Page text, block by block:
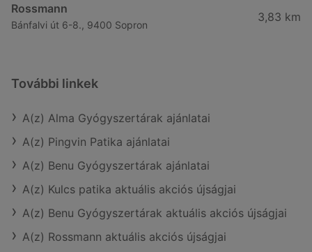
Rossmann
Bánfalvi út 6-8., 9400 Sopron
3,83 km
További linkek
A(z) Alma Gyógyszertárak ajánlatai
A(z) Pingvin Patika ajánlatai
A(z) Benu Gyógyszertárak ajánlatai
A(z) Kulcs patika aktuális akciós újságjai
A(z) Benu Gyógyszertárak aktuális akciós újságjai
A(z) Rossmann aktuális akciós újságjai